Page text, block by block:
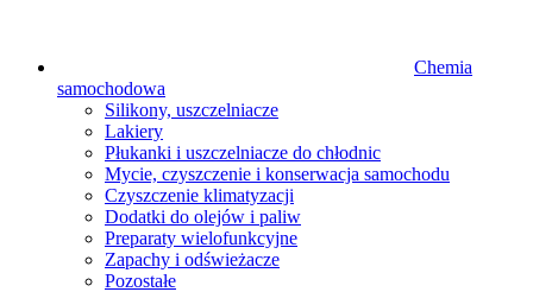
Chemia
samochodowa
Silikony, uszczelniacze
Lakiery
Płukanki i uszczelniacze do chłodnic
Mycie, czyszczenie i konserwacja samochodu
Czyszczenie klimatyzacji
Dodatki do olejów i paliw
Preparaty wielofunkcyjne
Zapachy i odświeżacze
Pozostałe